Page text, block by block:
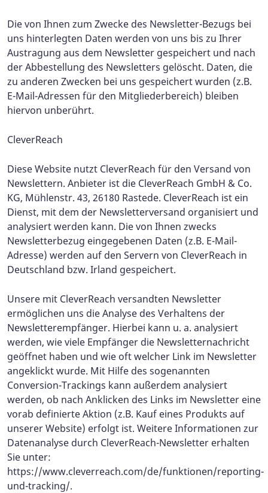
Die von Ihnen zum Zwecke des Newsletter-Bezugs bei
uns hinterlegten Daten werden von uns bis zu Ihrer
Austragung aus dem Newsletter gespeichert und nach
der Abbestellung des Newsletters gelöscht. Daten, die
zu anderen Zwecken bei uns gespeichert wurden (z.B.
E-Mail-Adressen für den Mitgliederbereich) bleiben
hiervon unberührt.
CleverReach
Diese Website nutzt CleverReach für den Versand von
Newslettern. Anbieter ist die CleverReach GmbH & Co.
KG, Mühlenstr. 43, 26180 Rastede. CleverReach ist ein
Dienst, mit dem der Newsletterversand organisiert und
analysiert werden kann. Die von Ihnen zwecks
Newsletterbezug eingegebenen Daten (z.B. E-Mail-
Adresse) werden auf den Servern von CleverReach in
Deutschland bzw. Irland gespeichert.
Unsere mit CleverReach versandten Newsletter
ermöglichen uns die Analyse des Verhaltens der
Newsletterempfänger. Hierbei kann u. a. analysiert
werden, wie viele Empfänger die Newsletternachricht
geöffnet haben und wie oft welcher Link im Newsletter
angeklickt wurde. Mit Hilfe des sogenannten
Conversion-Trackings kann außerdem analysiert
werden, ob nach Anklicken des Links im Newsletter eine
vorab definierte Aktion (z.B. Kauf eines Produkts auf
unserer Website) erfolgt ist. Weitere Informationen zur
Datenanalyse durch CleverReach-Newsletter erhalten
Sie unter:
https://www.cleverreach.com/de/funktionen/reporting-
und-tracking/.